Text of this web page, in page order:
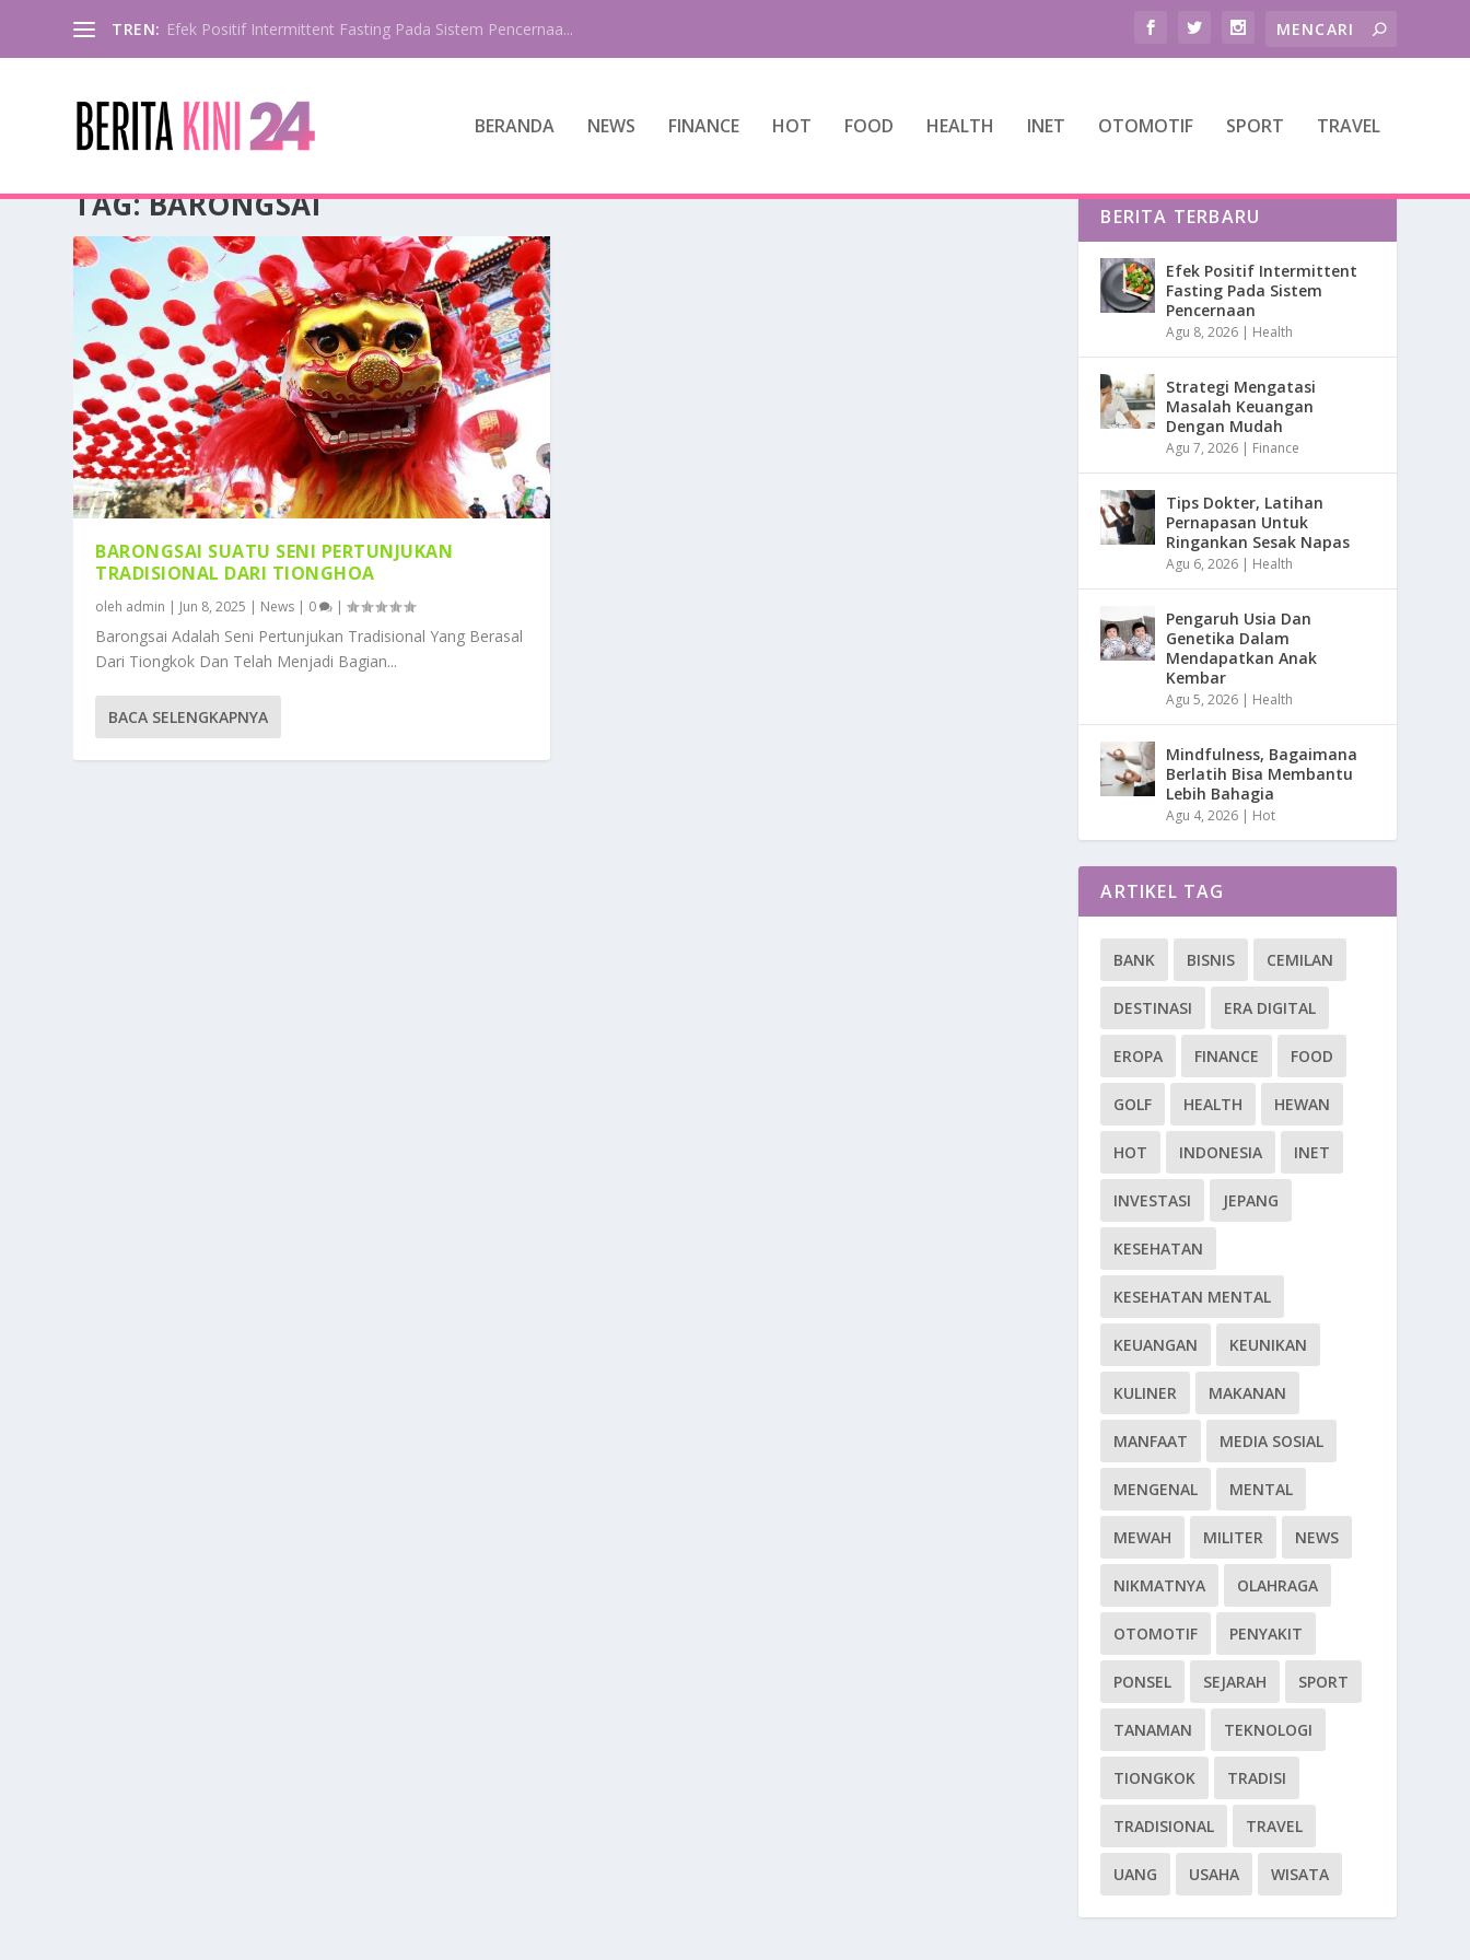
TREN: Efek Positif Intermittent Fasting Pada Sistem Pencernaa...
BERANDA NEWS FINANCE HOT FOOD HEALTH INET OTOMOTIF SPORT TRAVEL
TAG:BARONGSAI
BARONGSAI SUATU SENI PERTUNJUKAN
TRADISIONAL DARI TIONGHOA
oleh admin | Jun 8, 2025 | News | 0 |
Barongsai Adalah Seni Pertunjukan Tradisional Yang Berasal
Dari Tiongkok Dan Telah Menjadi Bagian...
BACA SELENGKAPNYA
BERITA TERBARU
Efek Positif Intermittent
Fasting Pada Sistem
Pencernaan
Agu 8, 2026 | Health
Strategi Mengatasi
Masalah Keuangan
Dengan Mudah
Agu 7, 2026 | Finance
Tips Dokter, Latihan
Pernapasan Untuk
Ringankan Sesak Napas
Agu 6, 2026 | Health
Pengaruh Usia Dan
Genetika Dalam
Mendapatkan Anak
Kembar
Agu 5, 2026 | Health
Mindfulness, Bagaimana
Berlatih Bisa Membantu
Lebih Bahagia
Agu 4, 2026 | Hot
ARTIKEL TAG
BANK BISNIS CEMILAN
DESTINASI ERA DIGITAL
EROPA FINANCE FOOD
GOLF HEALTH HEWAN
HOT INDONESIA INET
INVESTASI JEPANG
KESEHATAN
KESEHATAN MENTAL
KEUANGAN KEUNIKAN
KULINER MAKANAN
MANFAAT MEDIA SOSIAL
MENGENAL MENTAL
MEWAH MILITER NEWS
NIKMATNYA OLAHRAGA
OTOMOTIF PENYAKIT
PONSEL SEJARAH SPORT
TANAMAN TEKNOLOGI
TIONGKOK TRADISI
TRADISIONAL TRAVEL
UANG USAHA WISATA